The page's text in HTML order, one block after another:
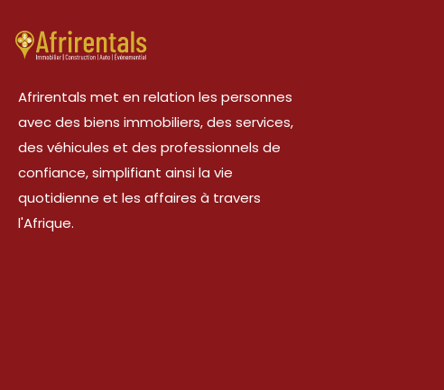
Afrirentals met en relation les personnes
avec des biens immobiliers, des services,
des véhicules et des professionnels de
confiance, simplifiant ainsi la vie
quotidienne et les affaires à travers
l'Afrique.